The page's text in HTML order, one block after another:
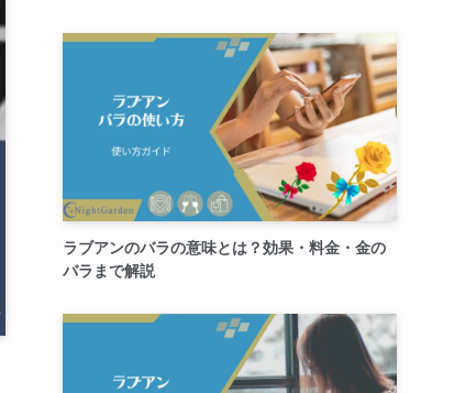
ラブアンのバラの意味とは？効果・料金・金の
バラまで解説